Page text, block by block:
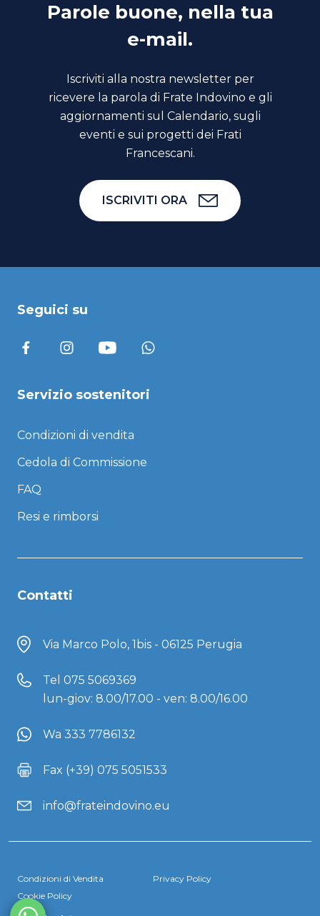
Parole buone, nella tua
e-mail.
Iscriviti alla nostra newsletter per
ricevere la parola di Frate Indovino e gli
aggiornamenti sul Calendario, sugli
eventi e sui progetti dei Frati
Francescani.
ISCRIVITI ORA
Seguici su
Servizio sostenitori
Condizioni di vendita
Cedola di Commissione
FAQ
Resi e rimborsi
Contatti
Via Marco Polo, 1bis - 06125 Perugia
Tel 075 5069369
lun-giov: 8.00/17.00 - ven: 8.00/16.00
Wa 333 7786132
Fax (+39) 075 5051533
info@frateindovino.eu
Condizioni di Vendita
Privacy Policy
Cookie Policy